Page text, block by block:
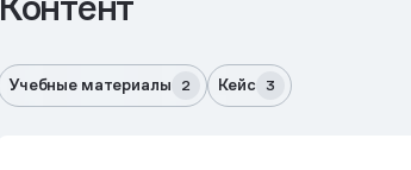
Учебные материалы 2 Кейс 3